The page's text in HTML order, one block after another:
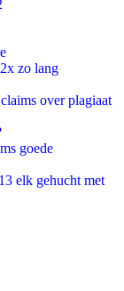
zo lang
over plagiaat
goede
elk gehucht met